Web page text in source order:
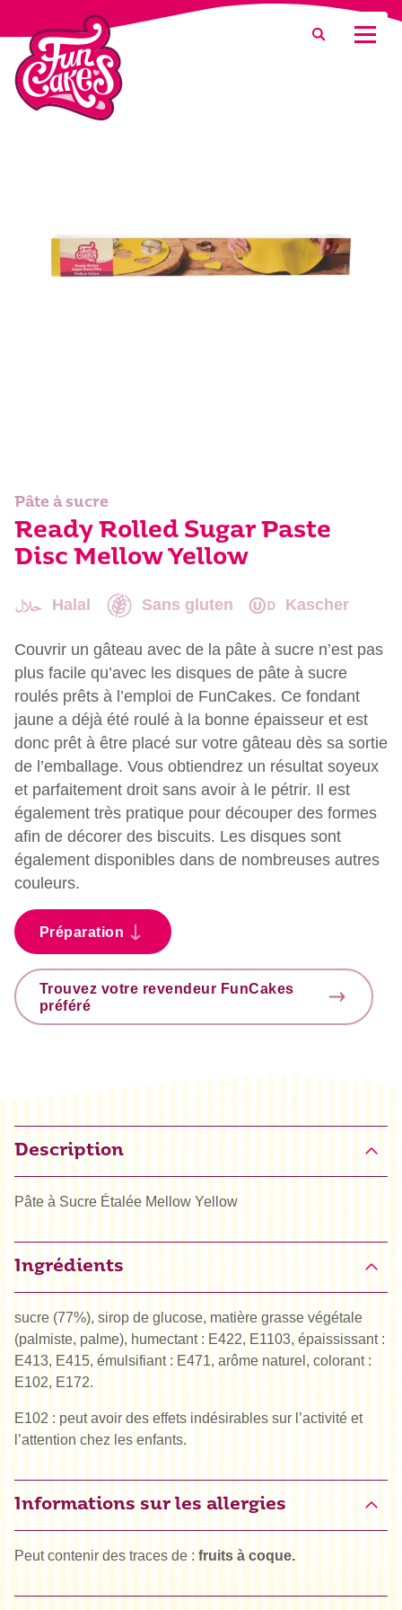
Que recherchez-vous ?
Pâte à sucre
Ready Rolled Sugar Paste
Disc Mellow Yellow
Halal Sans gluten Kascher
Couvrir un gâteau avec de la pâte à sucre n’est pas
plus facile qu’avec les disques de pâte à sucre
roulés prêts à l’emploi de FunCakes. Ce fondant
jaune a déjà été roulé à la bonne épaisseur et est
donc prêt à être placé sur votre gâteau dès sa sortie
de l’emballage. Vous obtiendrez un résultat soyeux
et parfaitement droit sans avoir à le pétrir. Il est
également très pratique pour découper des formes
afin de décorer des biscuits. Les disques sont
également disponibles dans de nombreuses autres
couleurs.
Préparation
Trouvez votre revendeur FunCakes
préféré
Description
Pâte à Sucre Étalée Mellow Yellow
Ingrédients
sucre (77%), sirop de glucose, matière grasse végétale
(palmiste, palme), humectant : E422, E1103, épaississant :
E413, E415, émulsifiant : E471, arôme naturel, colorant :
E102, E172.
E102 : peut avoir des effets indésirables sur l’activité et
l’attention chez les enfants.
Informations sur les allergies
Peut contenir des traces de : fruits à coque.